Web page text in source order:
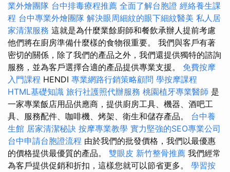
業外燴團隊 台中排毒療程推薦 全面了解台胞證 經絡養生課
程 台中專業外燴團隊 解決眼周細紋的眼下細紋醫美 私人居
家清潔服務 這就是為什麼業餘廚師和餐飲承辦人提前考慮
他們將在廚房準備什麼樣的食物很重要。 我們與客戶有著
密切的關係，除了我們的產品之外，我們還提供獨特的諮詢
服務，並為客戶選擇合適的產品提供專業支援。 免費按摩
入門課程 HENDI 專業網路行銷策略顧問 學按摩課程
HTML基礎知識 旅行社護照代辦服務 桃園植牙專業醫師 是
一家專業飯店用品供應商，提供廚房工具、機器、酒吧工
具、服務配件、咖啡機、烤架、衛生和儲存產品。 台中養
生館 居家清潔秘訣 按摩專業教學 實力堅強的SEO專業公司
台中申請台胞證流程 由於我們的批發價格，我們以最優惠
的價格提供最優質的產品。 雙眼皮 新竹整骨推薦 我們經常
為客戶提供促銷和折扣，這樣您就可以節省更多。 學習按